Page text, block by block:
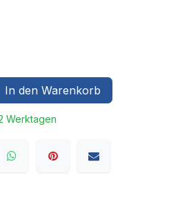
In den Warenkorb
Werktagen